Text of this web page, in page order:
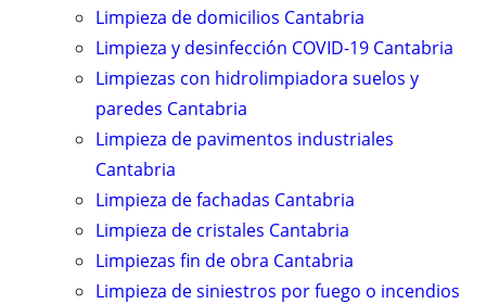
Limpieza de domicilios Cantabria
Limpieza y desinfección COVID-19 Cantabria
Limpiezas con hidrolimpiadora suelos y
paredes Cantabria
Limpieza de pavimentos industriales
Cantabria
Limpieza de fachadas Cantabria
Limpieza de cristales Cantabria
Limpiezas fin de obra Cantabria
Limpieza de siniestros por fuego o incendios